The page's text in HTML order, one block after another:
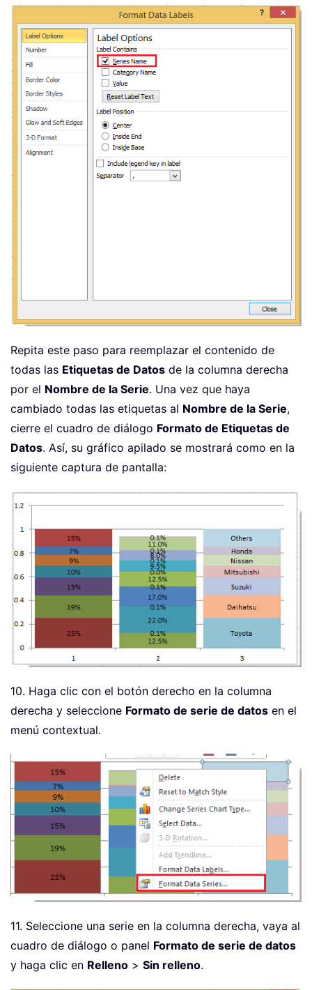
Repita este paso para reemplazar el contenido de
todas las Etiquetas de Datos de la columna derecha
por el Nombre de la Serie. Una vez que haya
cambiado todas las etiquetas al Nombre de la Serie,
cierre el cuadro de diálogo Formato de Etiquetas de
Datos. Así, su gráfico apilado se mostrará como en la
siguiente captura de pantalla:
10. Haga clic con el botón derecho en la columna
derecha y seleccione Formato de serie de datos en el
menú contextual.
11. Seleccione una serie en la columna derecha, vaya al
cuadro de diálogo o panel Formato de serie de datos
y haga clic en Relleno > Sin relleno.